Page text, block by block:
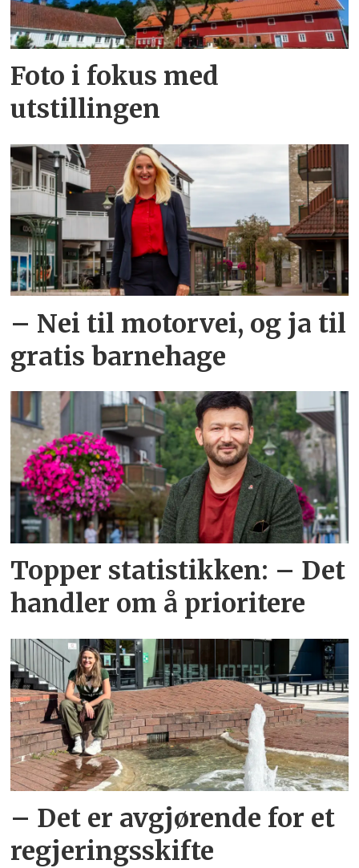
Foto i fokus med
utstillingen
– Nei til motorvei, og ja til
gratis barnehage
Topper statistikken: – Det
handler om å prioritere
– Det er avgjørende for et
regjeringsskifte